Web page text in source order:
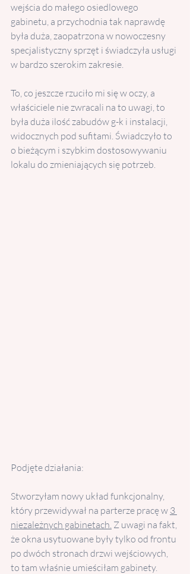
wejścia do małego osiedlowego
gabinetu, a przychodnia tak naprawdę
była duża, zaopatrzona w nowoczesny
specjalistyczny sprzęt i świadczyła usługi
w bardzo szerokim zakresie.
To, co jeszcze rzuciło mi się w oczy, a
właściciele nie zwracali na to uwagi, to
była duża ilość zabudów g-k i instalacji,
widocznych pod sufitami. Świadczyło to
o bieżącym i szybkim dostosowywaniu
lokalu do zmieniających się potrzeb.
Podjęte działania:
Stworzyłam nowy układ funkcjonalny,
który przewidywał na parterze pracę w 3
niezależnych gabinetach. Z uwagi na fakt,
że okna usytuowane były tylko od frontu
po dwóch stronach drzwi wejściowych,
to tam właśnie umieściłam gabinety.